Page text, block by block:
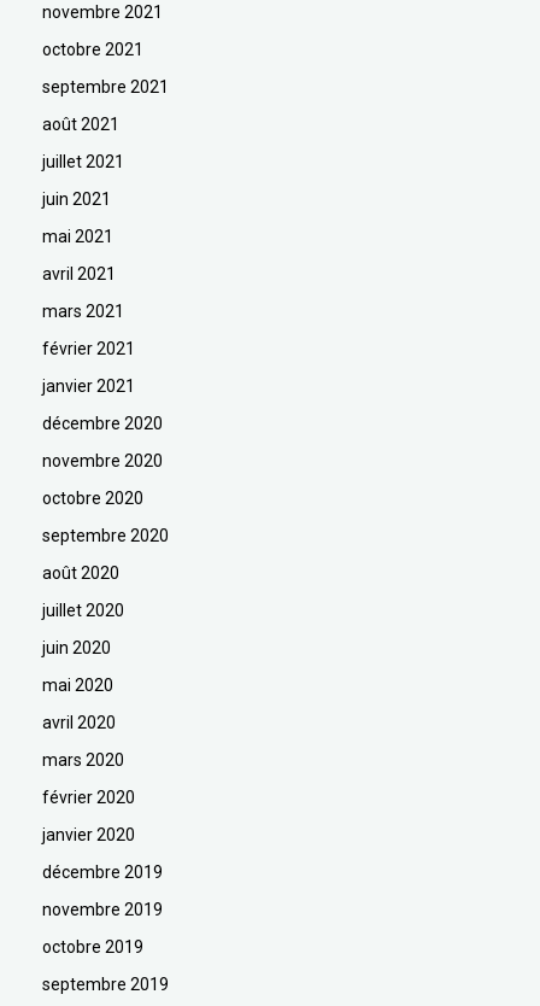
novembre 2021
octobre 2021
septembre 2021
août 2021
juillet 2021
juin 2021
mai 2021
avril 2021
mars 2021
février 2021
janvier 2021
décembre 2020
novembre 2020
octobre 2020
septembre 2020
août 2020
juillet 2020
juin 2020
mai 2020
avril 2020
mars 2020
février 2020
janvier 2020
décembre 2019
novembre 2019
octobre 2019
septembre 2019